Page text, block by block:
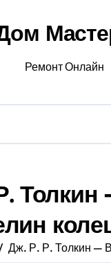
Ремонт Онлайн
Толкин
Дж. Р. Р. Толкин —